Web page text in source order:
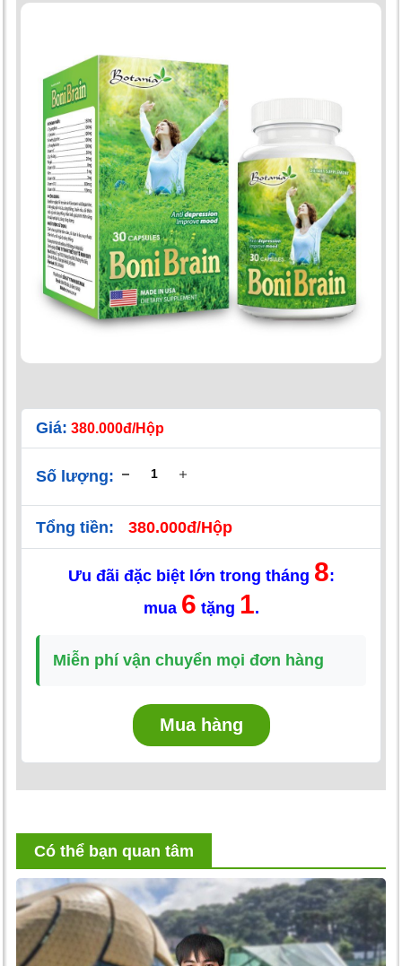
Giá: 380.000đ/Hộp
Số lượng:
Tổng tiền: 380.000đ/Hộp
Ưu đãi đặc biệt lớn trong tháng 8:
mua 6 tặng 1.
Miễn phí vận chuyển mọi đơn hàng
Mua hàng
Có thể bạn quan tâm